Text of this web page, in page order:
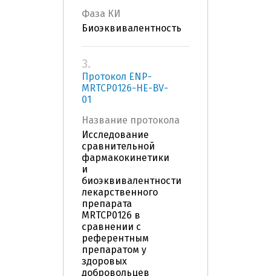
Фаза КИ
Биоэквивалентность
3.
Протокол ENP-
MRTCP0126-HE-BV-
01
Название протокола
Исследование
сравнительной
фармакокинетики
и
биоэквивалентности
лекарственного
препарата
MRTCP0126 в
сравнении с
референтным
препаратом у
здоровых
добровольцев